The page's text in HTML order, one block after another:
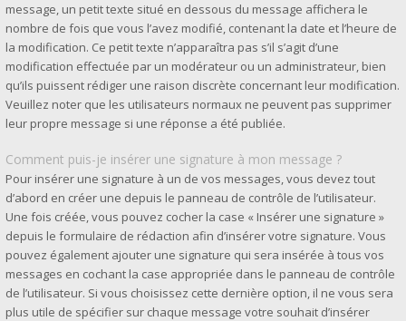
message, un petit texte situé en dessous du message affichera le
nombre de fois que vous l’avez modifié, contenant la date et l’heure de
la modification. Ce petit texte n’apparaîtra pas s’il s’agit d’une
modification effectuée par un modérateur ou un administrateur, bien
qu’ils puissent rédiger une raison discrète concernant leur modification.
Veuillez noter que les utilisateurs normaux ne peuvent pas supprimer
leur propre message si une réponse a été publiée.
Comment puis-je insérer une signature à mon message ?
Pour insérer une signature à un de vos messages, vous devez tout
d’abord en créer une depuis le panneau de contrôle de l’utilisateur.
Une fois créée, vous pouvez cocher la case « Insérer une signature »
depuis le formulaire de rédaction afin d’insérer votre signature. Vous
pouvez également ajouter une signature qui sera insérée à tous vos
messages en cochant la case appropriée dans le panneau de contrôle
de l’utilisateur. Si vous choisissez cette dernière option, il ne vous sera
plus utile de spécifier sur chaque message votre souhait d’insérer